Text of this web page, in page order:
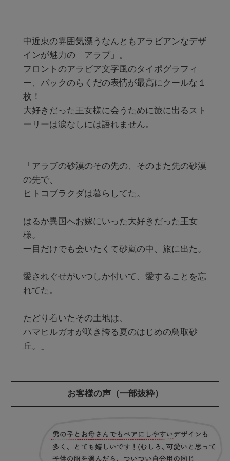
中近東の雰囲気漂うなんともアラビアンなデザ
インが魅力の「アラブ」。
フロントのアラビア文字風のタイポグラフィ
ー、バックのらくだの表情が最高にクールな１
枚！
大好きだった王女様に会うために旅に出るスト
ーリーは涙なしには語れません。
「アラブの砂漠のその先の、そのまた先の砂漠
の先で、
ヒトコブラクダは暮らしてた。
はるか異国へお嫁にいった大好きだった王女
様。
一目だけでも会いたくて砂嵐の中、旅に出た。
愛されぐせがいつしか付いて、愛することを忘
れてた。
たどり着いたその土地は、
ハマヒルガオが咲き誇る夏のはじめの鳥取砂
丘。」
お客様の声（一部抜粋）